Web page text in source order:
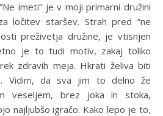
imeti” je v moji primarni družini
ločitev staršev. Strah pred ”ne
preživetja družine, je vtisnjen
je to tudi motiv, zakaj toliko
zdravih meja. Hkrati želiva biti
Vidim, da sva jim to delno že
veseljem, brez joka in stoka,
najljubšo igračo. Kako lepo je to,